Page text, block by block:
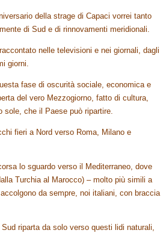
della strage di Capaci vorrei tanto
di Sud e di rinnovamenti meridionali.
nelle televisioni e nei giornali, dagli
giorni.
fase di oscurità sociale, economica e
del vero Mezzogiorno, fatto di cultura,
sole, che il Paese può ripartire.
fieri a Nord verso Roma, Milano e
lo sguardo verso il Mediterraneo, dove
Turchia al Marocco) – molto più simili a
da sempre, noi italiani, con braccia
riparta da solo verso questi lidi naturali,